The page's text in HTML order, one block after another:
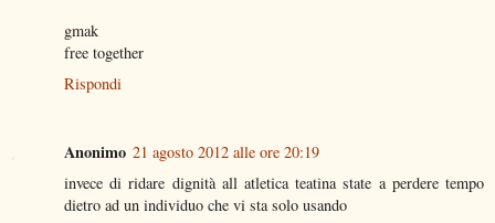
gmak
free together
Rispondi
Anonimo 21 agosto 2012 alle ore 20:19
invece di ridare dignità all atletica teatina state a perdere tempo
dietro ad un individuo che vi sta solo usando